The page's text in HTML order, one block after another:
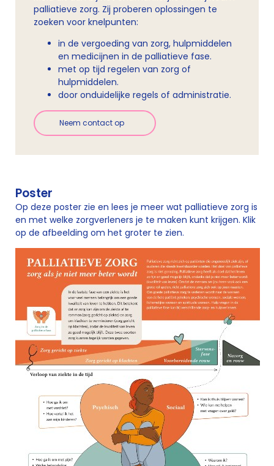
palliatieve zorg. Zij proberen oplossingen te
zoeken voor knelpunten:
in de vergoeding van zorg, hulpmiddelen
en medicijnen in de palliatieve fase.
met op tijd regelen van zorg of
hulpmiddelen.
door onduidelijke regels of administratie.
Neem contact op
Poster
Op deze poster zie en lees je meer wat palliatieve zorg is
en met welke zorgverleners je te maken kunt krijgen. Klik
op de afbeelding om het groter te zien.